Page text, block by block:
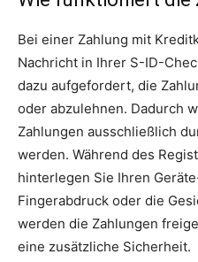
Bei einer Zahlung mit
Nachricht in Ihrer S-ID-
dazu aufgefordert, die
oder abzulehnen. Dadurch
Zahlungen ausschließlich
werden. Während des
hinterlegen Sie Ihren
Fingerabdruck oder die
werden die Zahlungen
eine zusätzliche Sicherheit.